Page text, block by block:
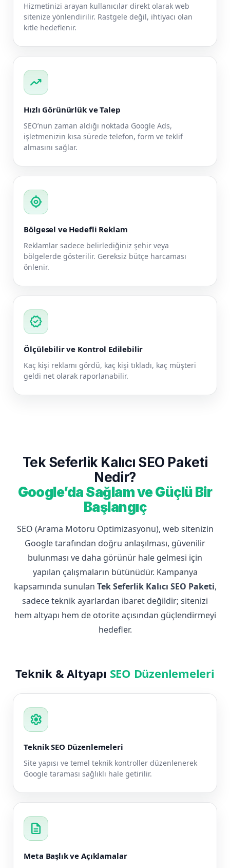
Hizmetinizi arayan kullanıcılar direkt olarak web
sitenize yönlendirilir. Rastgele değil, ihtiyacı olan
kitle hedeflenir.
trending_up
Hızlı Görünürlük ve Talep
SEO’nun zaman aldığı noktada Google Ads,
işletmenizin kısa sürede telefon, form ve teklif
almasını sağlar.
my_location
Bölgesel ve Hedefli Reklam
Reklamlar sadece belirlediğiniz şehir veya
bölgelerde gösterilir. Gereksiz bütçe harcaması
önlenir.
verified
Ölçülebilir ve Kontrol Edilebilir
Kaç kişi reklamı gördü, kaç kişi tıkladı, kaç müşteri
geldi net olarak raporlanabilir.
Tek Seferlik Kalıcı SEO Paketi
Nedir?
Google’da Sağlam ve Güçlü Bir
Başlangıç
SEO (Arama Motoru Optimizasyonu), web sitenizin
Google tarafından doğru anlaşılması, güvenilir
bulunması ve daha görünür hale gelmesi için
yapılan çalışmaların bütünüdür. Kampanya
kapsamında sunulan Tek Seferlik Kalıcı SEO Paketi,
sadece teknik ayarlardan ibaret değildir; sitenizi
hem altyapı hem de otorite açısından güçlendirmeyi
hedefler.
Teknik & Altyapı SEO Düzenlemeleri
settings
Teknik SEO Düzenlemeleri
Site yapısı ve temel teknik kontroller düzenlenerek
Google taraması sağlıklı hale getirilir.
description
Meta Başlık ve Açıklamalar